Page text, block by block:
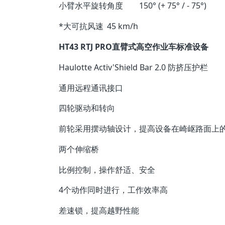
小臂水平旋转角度
150° (+ 75° / - 75°)
*大可抗风速 45 km/h
HT43 RTJ PRO直臂式高空作业车标准设备
Haulotte Activ'Shield Bar 2.0 防挤压护栏
通用远程通讯接口
四轮驱动和转向
前轮采用摆动轴设计，提高设备在崎岖路面上
两个伸缩桥
比例控制，操作舒适、安全
4个动作同时进行，工作效率高
差速锁，提高越野性能